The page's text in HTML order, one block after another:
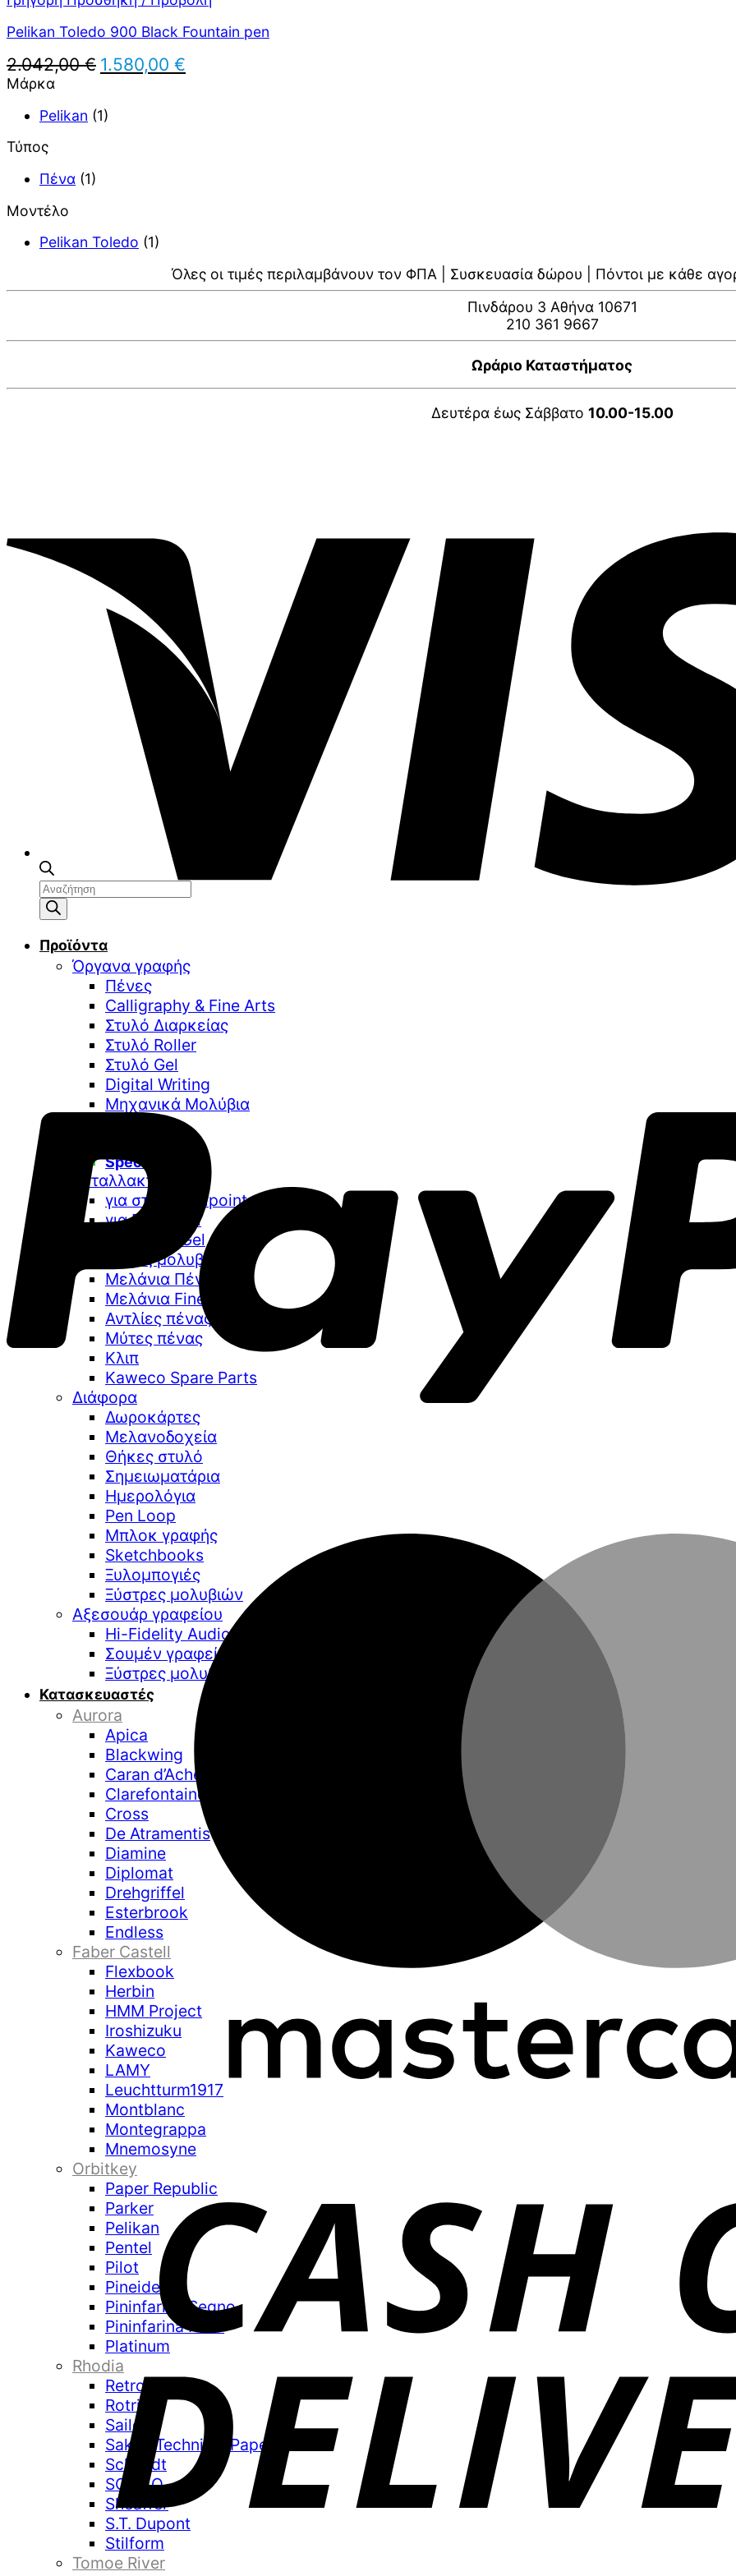
Αναζήτηση
προϊόντων
Προϊόντα
Όργανα γραφής
Πένες
Calligraphy & Fine Arts
Στυλό Διαρκείας
Στυλό Roller
Στυλό Gel
Digital Writing
Μηχανικά Μολύβια
Special Offers
Ανταλλακτικά
για στυλό Ballpoint
για Rollerball
για στυλό Gel
Μύτες μολυβιών
Μελάνια Πένας
Μελάνια Fine Art
Αντλίες πένας
Μύτες πένας
Κλιπ
Kaweco Spare Parts
Διάφορα
Δωροκάρτες
Μελανοδοχεία
Θήκες στυλό
Σημειωματάρια
Ημερολόγια
Pen Loop
Μπλοκ γραφής
Sketchbooks
Ξυλομπογιές
Ξύστρες μολυβιών
Αξεσουάρ γραφείου
Hi-Fidelity Audio
Σουμέν γραφείου
Ξύστρες μολυβιών επιτραπέζιες
Κατασκευαστές
Aurora
Apica
Blackwing
Caran d’Ache
Clarefontaine
Cross
De Atramentis
Diamine
Diplomat
Drehgriffel
Esterbrook
Endless
Faber Castell
Flexbook
Herbin
HMM Project
Iroshizuku
Kaweco
LAMY
Leuchtturm1917
Montblanc
Montegrappa
Mnemosyne
Orbitkey
Paper Republic
Parker
Pelikan
Pentel
Pilot
Pineider
Pininfarina Segno
Pininfarina Folio
Platinum
Rhodia
Retro 51
Rotring
Sailor
Sakae Technical Paper
Schmidt
SCRIBO
Sheaffer
S.T. Dupont
Stilform
Tomoe River
Pelikan Toledo 900 Black Fountain pen
2.042,00€ Original
price
2.042,00 €.
1.580,00 €
τρέχουσα
Μάρκα
Pelikan (1)
Τύπος
Πένα (1)
Μοντέλο
Pelikan Toledo (1)
Όλες οι τιμές περιλαμβάνουν τον ΦΠΑ | Συσκευασία δώρου | Πόντοι με κάθε
Πινδάρου 3 Αθήνα 10671
210 361 9667
Ωράριο Καταστήματος
Δευτέρα έως Σάββατο 10.00-15.00